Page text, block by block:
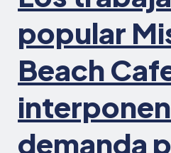
popular
Beach
demanda